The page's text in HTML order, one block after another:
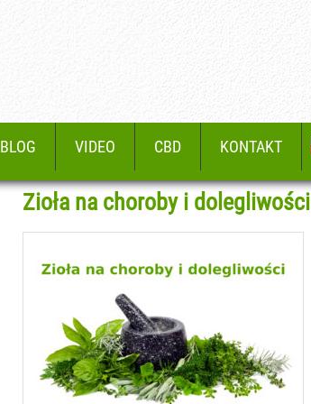
BLOG VIDEO CBD KONTAKT
Zioła na choroby i dolegliwości